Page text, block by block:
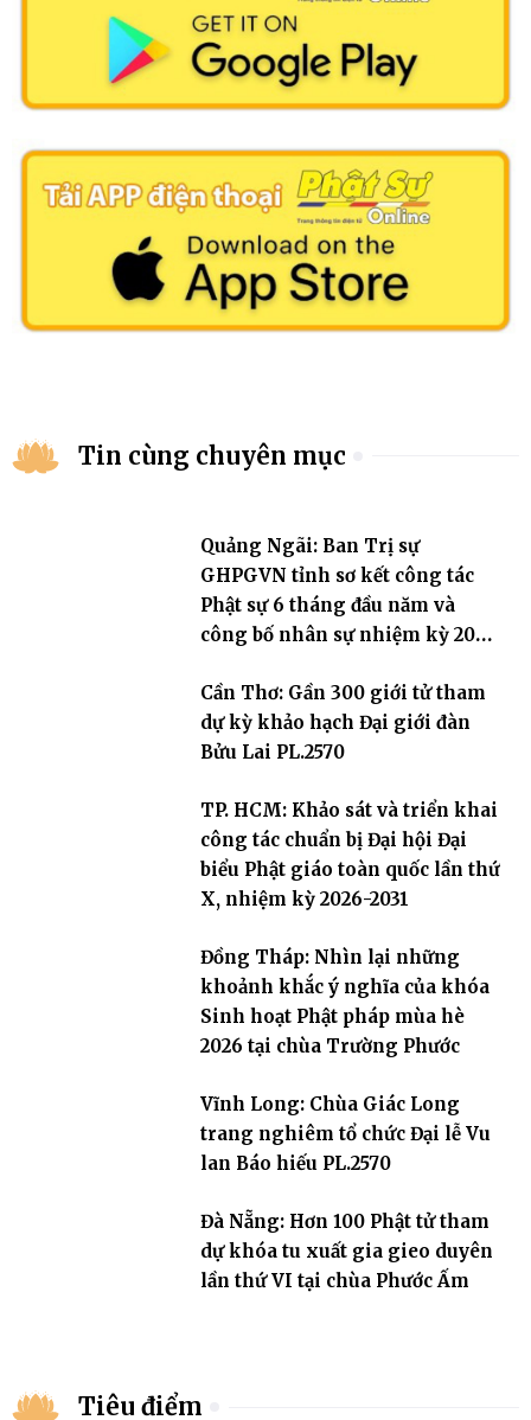
Tin cùng chuyên mục
Quảng Ngãi: Ban Trị sự
GHPGVN tỉnh sơ kết công tác
Phật sự 6 tháng đầu năm và
công bố nhân sự nhiệm kỳ 2026
Cần Thơ: Gần 300 giới tử tham
dự kỳ khảo hạch Đại giới đàn
Bửu Lai PL.2570
TP. HCM: Khảo sát và triển khai
công tác chuẩn bị Đại hội Đại
biểu Phật giáo toàn quốc lần thứ
X, nhiệm kỳ 2026-2031
Đồng Tháp: Nhìn lại những
khoảnh khắc ý nghĩa của khóa
Sinh hoạt Phật pháp mùa hè
2026 tại chùa Trường Phước
Vĩnh Long: Chùa Giác Long
trang nghiêm tổ chức Đại lễ Vu
lan Báo hiếu PL.2570
Đà Nẵng: Hơn 100 Phật tử tham
dự khóa tu xuất gia gieo duyên
lần thứ VI tại chùa Phước Ấm
Tiêu điểm